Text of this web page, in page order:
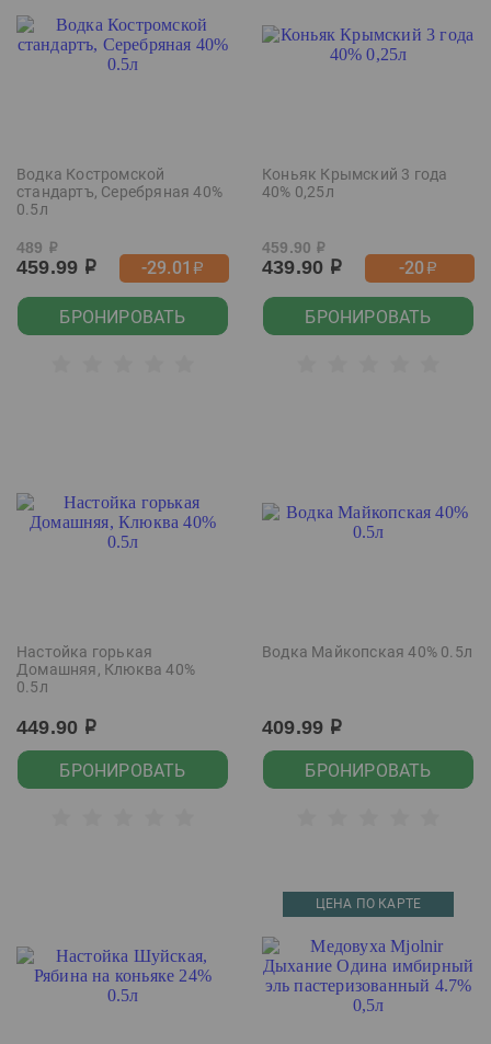
Водка Костромской
стандартъ, Серебряная 40%
0.5л
489 р
459.99 р -29.01 р
БРОНИРОВАТЬ
Коньяк Крымский 3 года
40% 0,25л
459.90 р
439.90 р -20р
БРОНИРОВАТЬ
Настойка горькая
Домашняя, Клюква 40%
0.5л
449.90 р
БРОНИРОВАТЬ
Водка Майкопская 40% 0.5л
409.99 р
БРОНИРОВАТЬ
ЦЕНА ПО КАРТЕ